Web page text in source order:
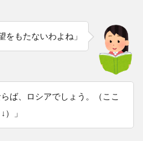
をもたないわよね」
らば、ロシアでしょう。（ここ
」